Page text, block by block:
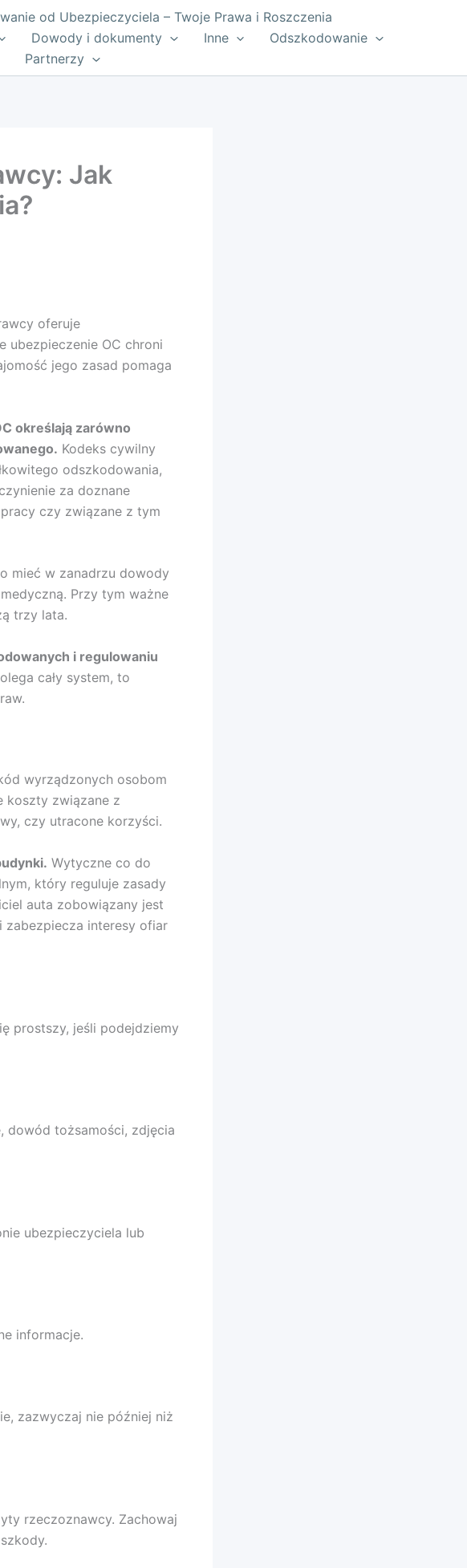
od Ubezpieczyciela – Twoje Prawa i Roszczenia
Dowody i dokumenty Inne
Odszkodowanie
Partnerzy
Jak
oferuje
ubezpieczenie OC chroni
jego zasad pomaga
określają zarówno
Kodeks cywilny
odszkodowania,
za doznane
czy związane z tym
mieć w zanadrzu dowody
Przy tym ważne
trzy lata.
i regulowaniu
cały system, to
wyrządzonych osobom
koszty związane z
czy utracone korzyści.
Wytyczne co do
który reguluje zasady
auta zobowiązany jest
zabezpiecza interesy ofiar
prostszy, jeśli podejdziemy
dowód tożsamości, zdjęcia
ubezpieczyciela lub
informacje.
zazwyczaj nie później niż
rzeczoznawcy. Zachowaj